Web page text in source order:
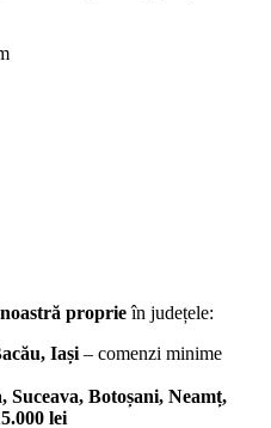
proprieîn județele:
Iași– comenzi minime
Suceava, Botoșani, Neamț,
lei